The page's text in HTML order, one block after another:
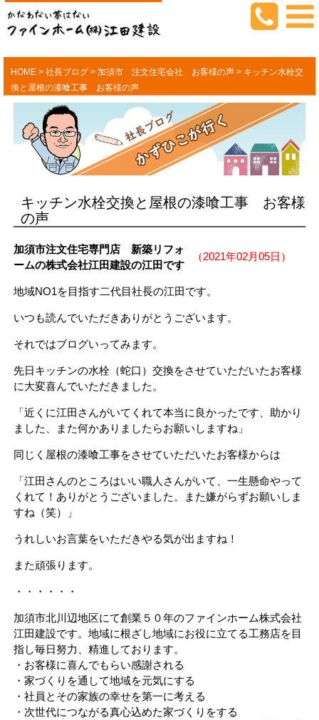
HOME > 社長ブログ > 加須市 注文住宅会社 お客様の声 > キッチン水栓交
換と屋根の漆喰工事 お客様の声
キッチン水栓交換と屋根の漆喰工事 お客様
の声
（2021年02月05日）
加須市注文住宅専門店 新築リフォ
ームの株式会社江田建設の江田です
地域NO1を目指す二代目社長の江田です。
いつも読んでいただきありがとうございます。
それではブログいってみます。
先日キッチンの水栓（蛇口）交換をさせていただいたお客様
に大変喜んでいただきました。
「近くに江田さんがいてくれて本当に良かったです、助かり
ました、また何かありましたらお願いしますね」
同じく屋根の漆喰工事をさせていただいたお客様からは
「江田さんのところはいい職人さんがいて、一生懸命やって
くれて！ありがとうございました。また嫌がらずお願いしま
すね（笑）」
うれしいお言葉をいただきやる気が出ますね！
また頑張ります。
・・・・・・
加須市北川辺地区にて創業５０年のファインホーム株式会社
江田建設です。地域に根ざし地域にお役に立てる工務店を目
指し毎日努力、精進しております。
・お客様に喜んでもらい感謝される
・家づくりを通して地域を元気にする
・社員とその家族の幸せを第一に考える
・次世代につながる真心込めた家づくりをする